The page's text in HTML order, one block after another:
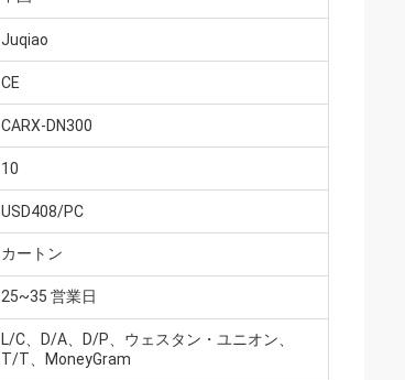
Juqiao
CE
CARX-DN300
10
USD408/PC
カートン
25~35 営業日
L/C、D/A、D/P、ウェスタン・ユニオン、
T/T、MoneyGram